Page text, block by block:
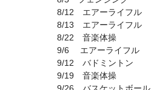
8/12 エアーライフル
8/13 エアーライフル
8/22 音楽体操
9/6 エアーライフル
9/12 バドミントン
9/19 音楽体操
9/26 バスケットボール